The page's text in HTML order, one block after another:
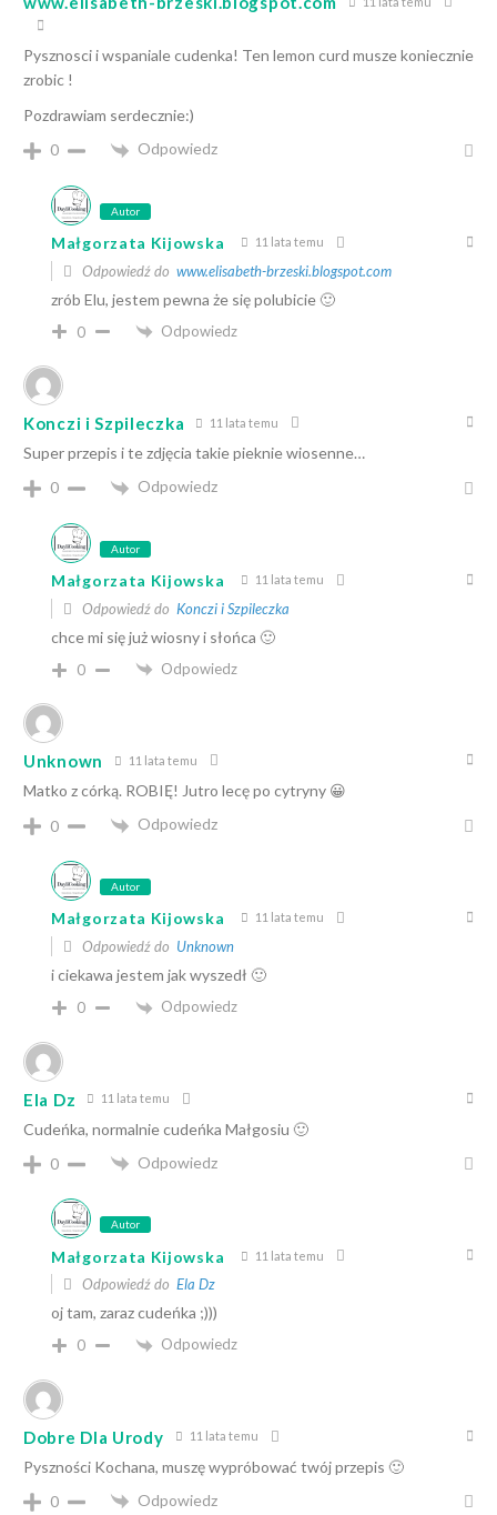
Pysznosci i wspaniale cudenka! Ten lemon curd musze koniecznie
zrobic !
Pozdrawiam serdecznie:)
0
Odpowiedz
Autor
Małgorzata Kijowska 11 lata temu
Odpowiedź do www.elisabeth-brzeski.blogspot.com
zrób Elu, jestem pewna że się polubicie 🙂
0 Odpowiedz
Konczi i Szpileczka 11 lata temu
Super przepis i te zdjęcia takie pieknie wiosenne…
0
Odpowiedz
Autor
Małgorzata Kijowska 11 lata temu
Odpowiedź do Konczi i Szpileczka
chce mi się już wiosny i słońca 🙂
0 Odpowiedz
Unknown 11 lata temu
Matko z córką. ROBIĘ! Jutro lecę po cytryny 😀
0
Odpowiedz
Autor
Małgorzata Kijowska 11 lata temu
Odpowiedź do Unknown
i ciekawa jestem jak wyszedł 🙂
0 Odpowiedz
Ela Dz 11 lata temu
Cudeńka, normalnie cudeńka Małgosiu 🙂
0
Odpowiedz
Autor
Małgorzata Kijowska 11 lata temu
Odpowiedź do Ela Dz
oj tam, zaraz cudeńka ;)))
0 Odpowiedz
Dobre Dla Urody 11 lata temu
Pyszności Kochana, muszę wypróbować twój przepis 🙂
0
Odpowiedz